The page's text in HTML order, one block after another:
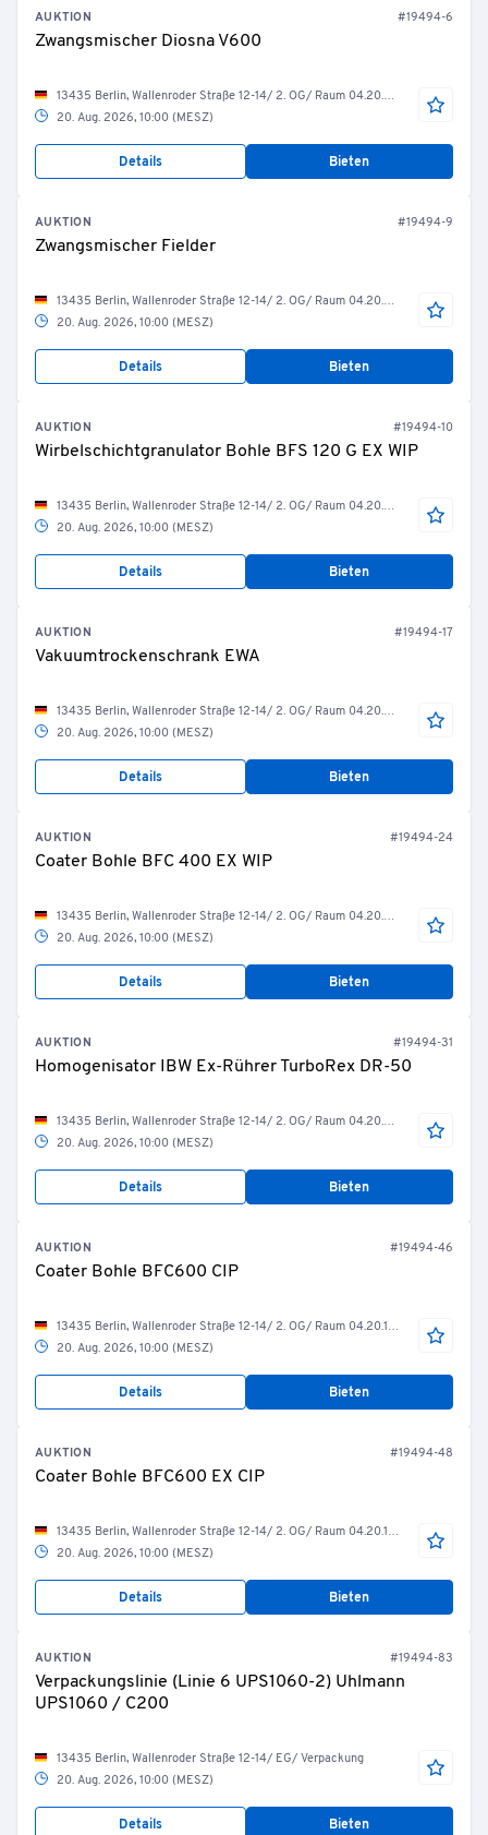
AUKTION #19494-6
Zwangsmischer Diosna V600
13435 Berlin, Wallenroder Straße 12-14/ 2. OG/ Raum 04.20.29 Wirbelschicht-Granulation
20. Aug. 2026, 10:00 (MESZ)
Details Bieten
AUKTION #19494-9
Zwangsmischer Fielder
13435 Berlin, Wallenroder Straße 12-14/ 2. OG/ Raum 04.20.09/ Granulation Fielder
20. Aug. 2026, 10:00 (MESZ)
Details Bieten
AUKTION #19494-10
Wirbelschichtgranulator Bohle BFS 120 G EX WIP
13435 Berlin, Wallenroder Straße 12-14/ 2. OG/ Raum 04.20.28/ Wirbelschicht-Granulation
20. Aug. 2026, 10:00 (MESZ)
Details Bieten
AUKTION #19494-17
Vakuumtrockenschrank EWA
13435 Berlin, Wallenroder Straße 12-14/ 2. OG/ Raum 04.20.27/ Bereitstellung
20. Aug. 2026, 10:00 (MESZ)
Details Bieten
AUKTION #19494-24
Coater Bohle BFC 400 EX WIP
13435 Berlin, Wallenroder Straße 12-14/ 2. OG/ Raum 04.20.26/ Coater BFC400
20. Aug. 2026, 10:00 (MESZ)
Details Bieten
AUKTION #19494-31
Homogenisator IBW Ex-Rührer TurboRex DR-50
13435 Berlin, Wallenroder Straße 12-14/ 2. OG/ Raum 04.20.25/ Ansatzraum
20. Aug. 2026, 10:00 (MESZ)
Details Bieten
AUKTION #19494-46
Coater Bohle BFC600 CIP
13435 Berlin, Wallenroder Straße 12-14/ 2. OG/ Raum 04.20.19/ Coater 3
20. Aug. 2026, 10:00 (MESZ)
Details Bieten
AUKTION #19494-48
Coater Bohle BFC600 EX CIP
13435 Berlin, Wallenroder Straße 12-14/ 2. OG/ Raum 04.20.18/ Coater 2
20. Aug. 2026, 10:00 (MESZ)
Details Bieten
AUKTION #19494-83
Verpackungslinie (Linie 6 UPS1060-2) Uhlmann
UPS1060 / C200
13435 Berlin, Wallenroder Straße 12-14/ EG/ Verpackung
20. Aug. 2026, 10:00 (MESZ)
Details Bieten